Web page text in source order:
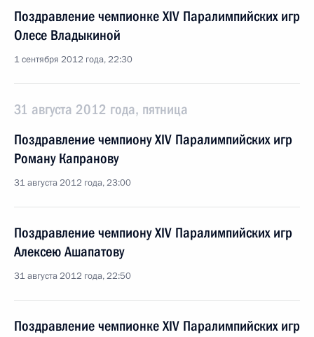
Поздравление чемпионке XIV Паралимпийских игр
Олесе Владыкиной
1 сентября 2012 года, 22:30
31 августа 2012 года, пятница
Поздравление чемпиону XIV Паралимпийских игр
Роману Капранову
31 августа 2012 года, 23:00
Поздравление чемпиону XIV Паралимпийских игр
Алексею Ашапатову
31 августа 2012 года, 22:50
Поздравление чемпионке XIV Паралимпийских игр